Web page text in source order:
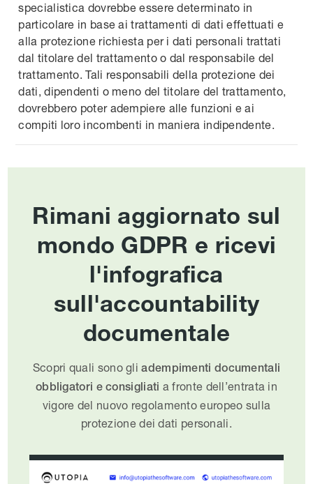
specialistica dovrebbe essere determinato in
particolare in base ai trattamenti di dati effettuati e
alla protezione richiesta per i dati personali trattati
dal titolare del trattamento o dal responsabile del
trattamento. Tali responsabili della protezione dei
dati, dipendenti o meno del titolare del trattamento,
dovrebbero poter adempiere alle funzioni e ai
compiti loro incombenti in maniera indipendente.
Rimani aggiornato sul
mondo GDPR e ricevi
l'infografica
sull'accountability
documentale
Scopri quali sono gliadempimenti documentali
obbligatori e consigliati a fronte dell’entrata in
vigore del nuovo regolamento europeo sulla
protezione dei dati personali.